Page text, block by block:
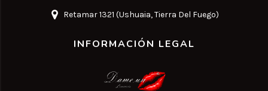
Retamar 1321 (Ushuaia, Tierra Del Fuego)
INFORMACIÓN LEGAL